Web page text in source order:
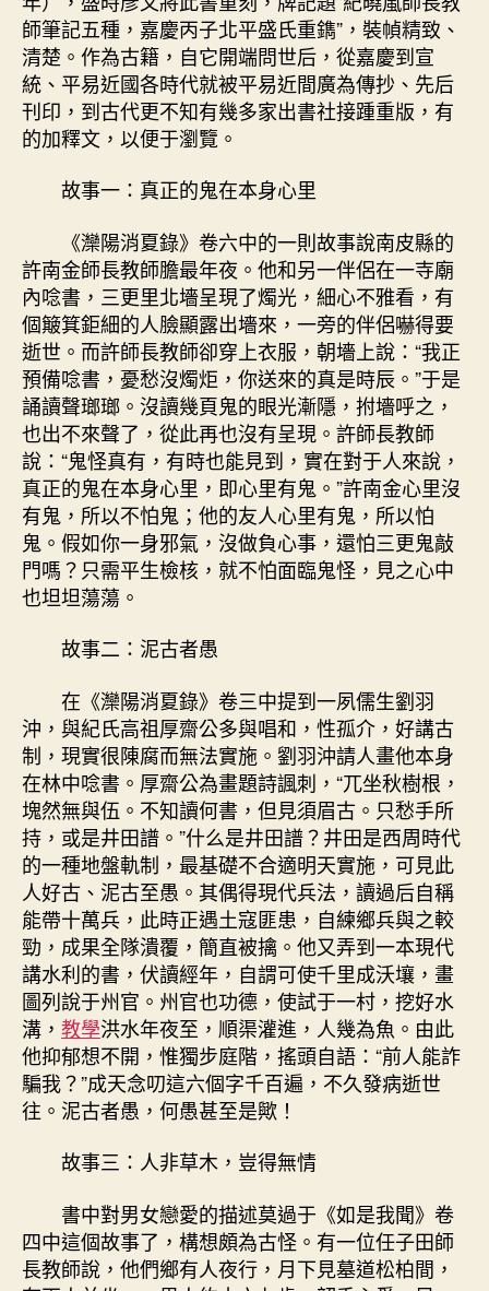
師筆記五種，嘉慶丙子北平盛氏重鐫”，裝幀精致、
清楚。作為古籍，自它開端問世后，從嘉慶到宣
統、平易近國各時代就被平易近間廣為傳抄、先后
刊印，到古代更不知有幾多家出書社接踵重版，有
的加釋文，以便于瀏覽。
故事一：真正的鬼在本身心里
《灤陽消夏錄》卷六中的一則故事說南皮縣的
許南金師長教師膽最年夜。他和另一伴侶在一寺廟
內唸書，三更里北墻呈現了燭光，細心不雅看，有
個簸箕鉅細的人臉顯露出墻來，一旁的伴侶嚇得要
逝世。而許師長教師卻穿上衣服，朝墻上說：“我正
預備唸書，憂愁沒燭炬，你送來的真是時辰。”于是
誦讀聲瑯瑯。沒讀幾頁鬼的眼光漸隱，拊墻呼之，
也出不來聲了，從此再也沒有呈現。許師長教師
說：“鬼怪真有，有時也能見到，實在對于人來說，
真正的鬼在本身心里，即心里有鬼。”許南金心里沒
有鬼，所以不怕鬼；他的友人心里有鬼，所以怕
鬼。假如你一身邪氣，沒做負心事，還怕三更鬼敲
門嗎？只需平生檢核，就不怕面臨鬼怪，見之心中
也坦坦蕩蕩。
故事二：泥古者愚
在《灤陽消夏錄》卷三中提到一夙儒生劉羽
沖，與紀氏高祖厚齋公多與唱和，性孤介，好講古
制，現實很陳腐而無法實施。劉羽沖請人畫他本身
在林中唸書。厚齋公為畫題詩諷刺，“兀坐秋樹根，
塊然無與伍。不知讀何書，但見須眉古。只愁手所
持，或是井田譜。”什么是井田譜？井田是西周時代
的一種地盤軌制，最基礎不合適明天實施，可見此
人好古、泥古至愚。其偶得現代兵法，讀過后自稱
能帶十萬兵，此時正遇土寇匪患，自練鄉兵與之較
勁，成果全隊潰覆，簡直被擒。他又弄到一本現代
講水利的書，伏讀經年，自謂可使千里成沃壤，畫
圖列說于州官。州官也功德，使試于一村，挖好水
溝， 教學洪水年夜至，順渠灌進，人幾為魚。由此
他抑郁想不開，惟獨步庭階，搖頭自語：“前人能詐
騙我？”成天念叨這六個字千百遍，不久發病逝世
往。泥古者愚，何愚甚至是歟！
故事三：人非草木，豈得無情
書中對男女戀愛的描述莫過于《如是我聞》卷
四中這個故事了，構想頗為古怪。有一位任子田師
長教師說，他們鄉有人夜行，月下見墓道松柏間，